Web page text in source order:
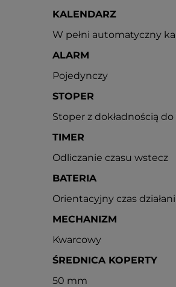
KALENDARZ
W pełni automatyczny
ALARM
Pojedynczy
STOPER
Stoper z dokładnością
TIMER
Odliczanie czasu wstecz
BATERIA
Orientacyjny czas
MECHANIZM
Kwarcowy
ŚREDNICA KOPERTY
50 mm